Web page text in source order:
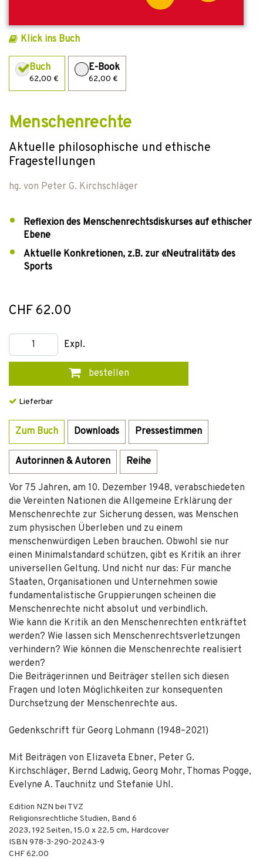
Klick ins Buch
Buch
62,00 €
E-Book
62,00 €
Menschenrechte
Aktuelle philosophische und ethische
Fragestellungen
hg. von Peter G. Kirchschläger
Reflexion des Menschenrechtsdiskurses auf ethischer
Ebene
Aktuelle Konkretionen, z.B. zur «Neutralität» des
Sports
CHF 62.00
Expl.
bestellen
Lieferbar
Zum Buch Downloads Pressestimmen
Autorinnen & Autoren Reihe
Vor 75 Jahren, am 10. Dezember 1948, verabschiedeten
die Vereinten Nationen die Allgemeine Erklärung der
Menschenrechte zur Sicherung dessen, was Menschen
zum physischen Überleben und zu einem
menschenwürdigen Leben brauchen. Obwohl sie nur
einen Minimalstandard schützen, gibt es Kritik an ihrer
universellen Geltung. Und nicht nur das: Für manche
Staaten, Organisationen und Unternehmen sowie
fundamentalistische Gruppierungen scheinen die
Menschenrechte nicht absolut und verbindlich.
Wie kann die Kritik an den Menschenrechten entkräftet
werden? Wie lassen sich Menschenrechtsverletzungen
verhindern? Wie können die Menschenrechte realisiert
werden?
Die Beiträgerinnen und Beiträger stellen sich diesen
Fragen und loten Möglichkeiten zur konsequenten
Durchsetzung der Menschenrechte aus.
Gedenkschrift für Georg Lohmann (1948–2021)
Mit Beiträgen von Elizaveta Ebner, Peter G.
Kirchschläger, Bernd Ladwig, Georg Mohr, Thomas Pogge,
Evelyne A. Tauchnitz und Stefanie Uhl.
Edition NZN bei TVZ
Religionsrechtliche Studien, Band 6
2023, 192 Seiten, 15.0 x 22.5 cm, Hardcover
ISBN 978-3-290-20243-9
CHF 62.00